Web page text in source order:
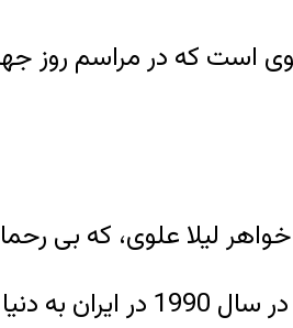
که در مراسم روز
لیلا دختری بود بسیار شاد